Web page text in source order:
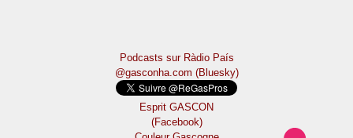
Podcasts sur Ràdio País
@gasconha.com (Bluesky)
Esprit GASCON
(Facebook)